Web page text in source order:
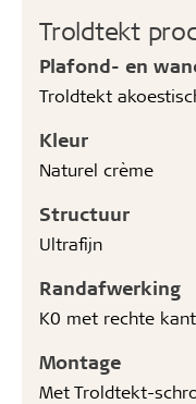
Troldtekt
Plafond- en
Troldtekt
Kleur
Naturel crème
Structuur
Ultrafijn
Randafwerking
K0 met rechte
Montage
Met Troldtekt-